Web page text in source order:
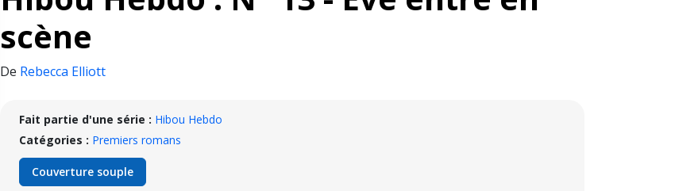
scène
De Rebecca Elliott
Fait partie d'une série : Hibou Hebdo
Catégories : Premiers romans
Couverture souple